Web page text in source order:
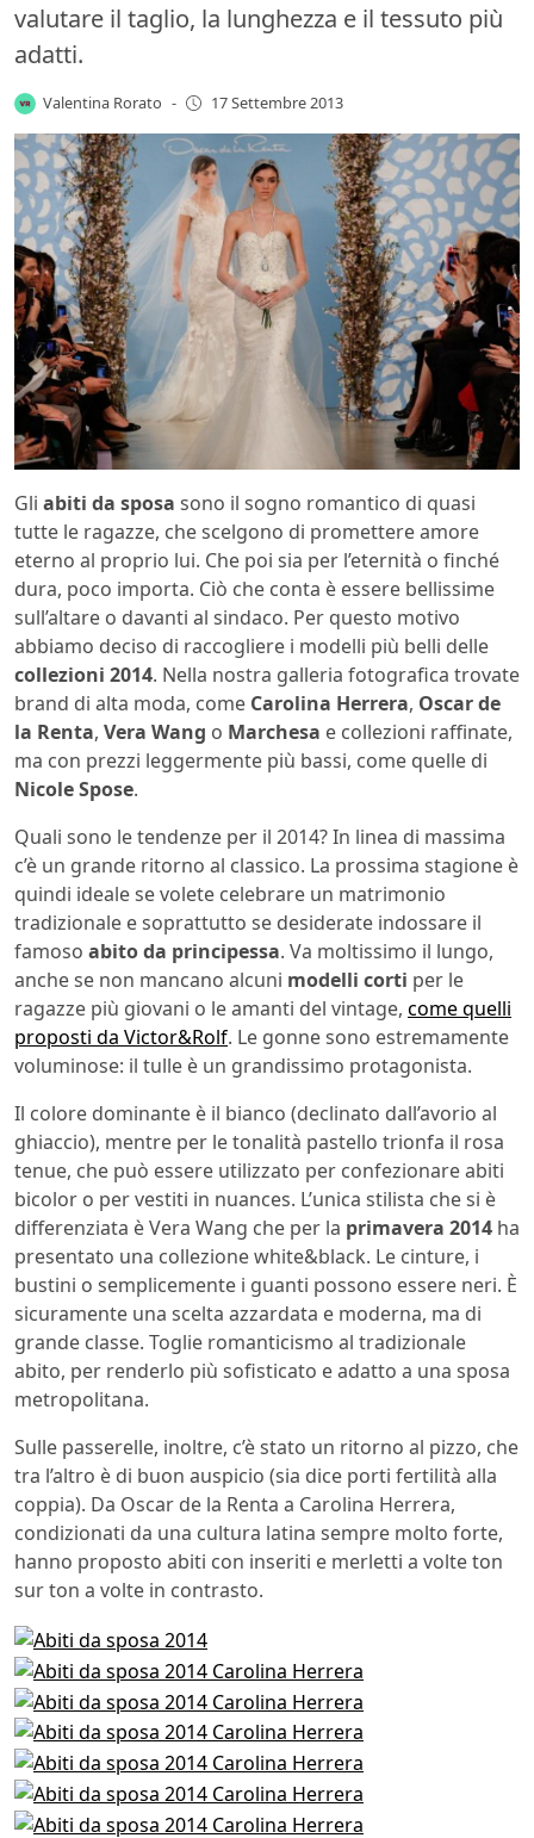
valutare il taglio, la lunghezza e il tessuto più
adatti.
Valentina Rorato - 17 Settembre 2013
Gli abiti da sposa sono il sogno romantico di quasi
tutte le ragazze, che scelgono di promettere amore
eterno al proprio lui. Che poi sia per l’eternità o finché
dura, poco importa. Ciò che conta è essere bellissime
sull’altare o davanti al sindaco. Per questo motivo
abbiamo deciso di raccogliere i modelli più belli delle
collezioni 2014. Nella nostra galleria fotografica trovate
brand di alta moda, come Carolina Herrera, Oscar de
la Renta, Vera Wang o Marchesa e collezioni raffinate,
ma con prezzi leggermente più bassi, come quelle di
Nicole Spose.
Quali sono le tendenze per il 2014? In linea di massima
c’è un grande ritorno al classico. La prossima stagione è
quindi ideale se volete celebrare un matrimonio
tradizionale e soprattutto se desiderate indossare il
famoso abito da principessa. Va moltissimo il lungo,
anche se non mancano alcuni modelli corti per le
ragazze più giovani o le amanti del vintage, come quelli
proposti da Victor&Rolf. Le gonne sono estremamente
voluminose: il tulle è un grandissimo protagonista.
Il colore dominante è il bianco (declinato dall’avorio al
ghiaccio), mentre per le tonalità pastello trionfa il rosa
tenue, che può essere utilizzato per confezionare abiti
bicolor o per vestiti in nuances. L’unica stilista che si è
differenziata è Vera Wang che per la primavera 2014 ha
presentato una collezione white&black. Le cinture, i
bustini o semplicemente i guanti possono essere neri. È
sicuramente una scelta azzardata e moderna, ma di
grande classe. Toglie romanticismo al tradizionale
abito, per renderlo più sofisticato e adatto a una sposa
metropolitana.
Sulle passerelle, inoltre, c’è stato un ritorno al pizzo, che
tra l’altro è di buon auspicio (sia dice porti fertilità alla
coppia). Da Oscar de la Renta a Carolina Herrera,
condizionati da una cultura latina sempre molto forte,
hanno proposto abiti con inseriti e merletti a volte ton
sur ton a volte in contrasto.